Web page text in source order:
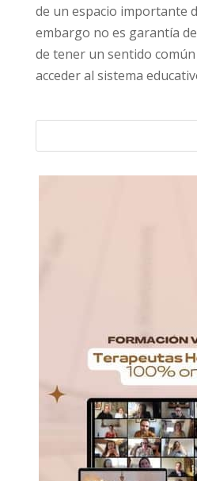
de un espacio importante
embargo no es garantía
de tener un sentido
acceder al sistema